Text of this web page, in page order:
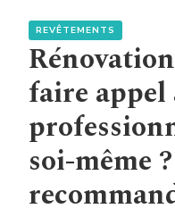
REVÊTEMENTS
faire appel
soi-même